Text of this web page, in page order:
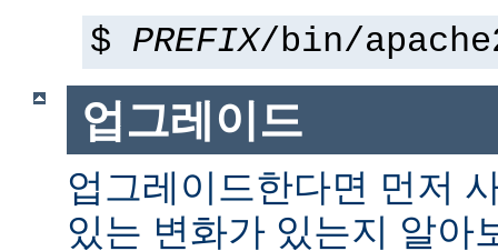
$ PREFIX/bin/
업그레이드
업그레이드한다면 먼저
있는 변화가 있는지 알아